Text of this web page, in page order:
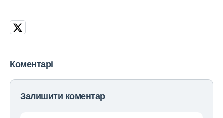
Коментарі
Залишити коментар